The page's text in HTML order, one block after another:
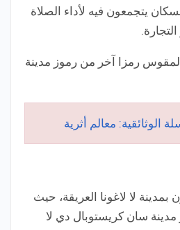
يتجمعون فيه لأداء الصلاة
المقوس رمزا آخر من رموز مدينة
الوثائقية: معالم أثرية
لا لاغونا العريقة، حيث
سان كريستوبال دي لا